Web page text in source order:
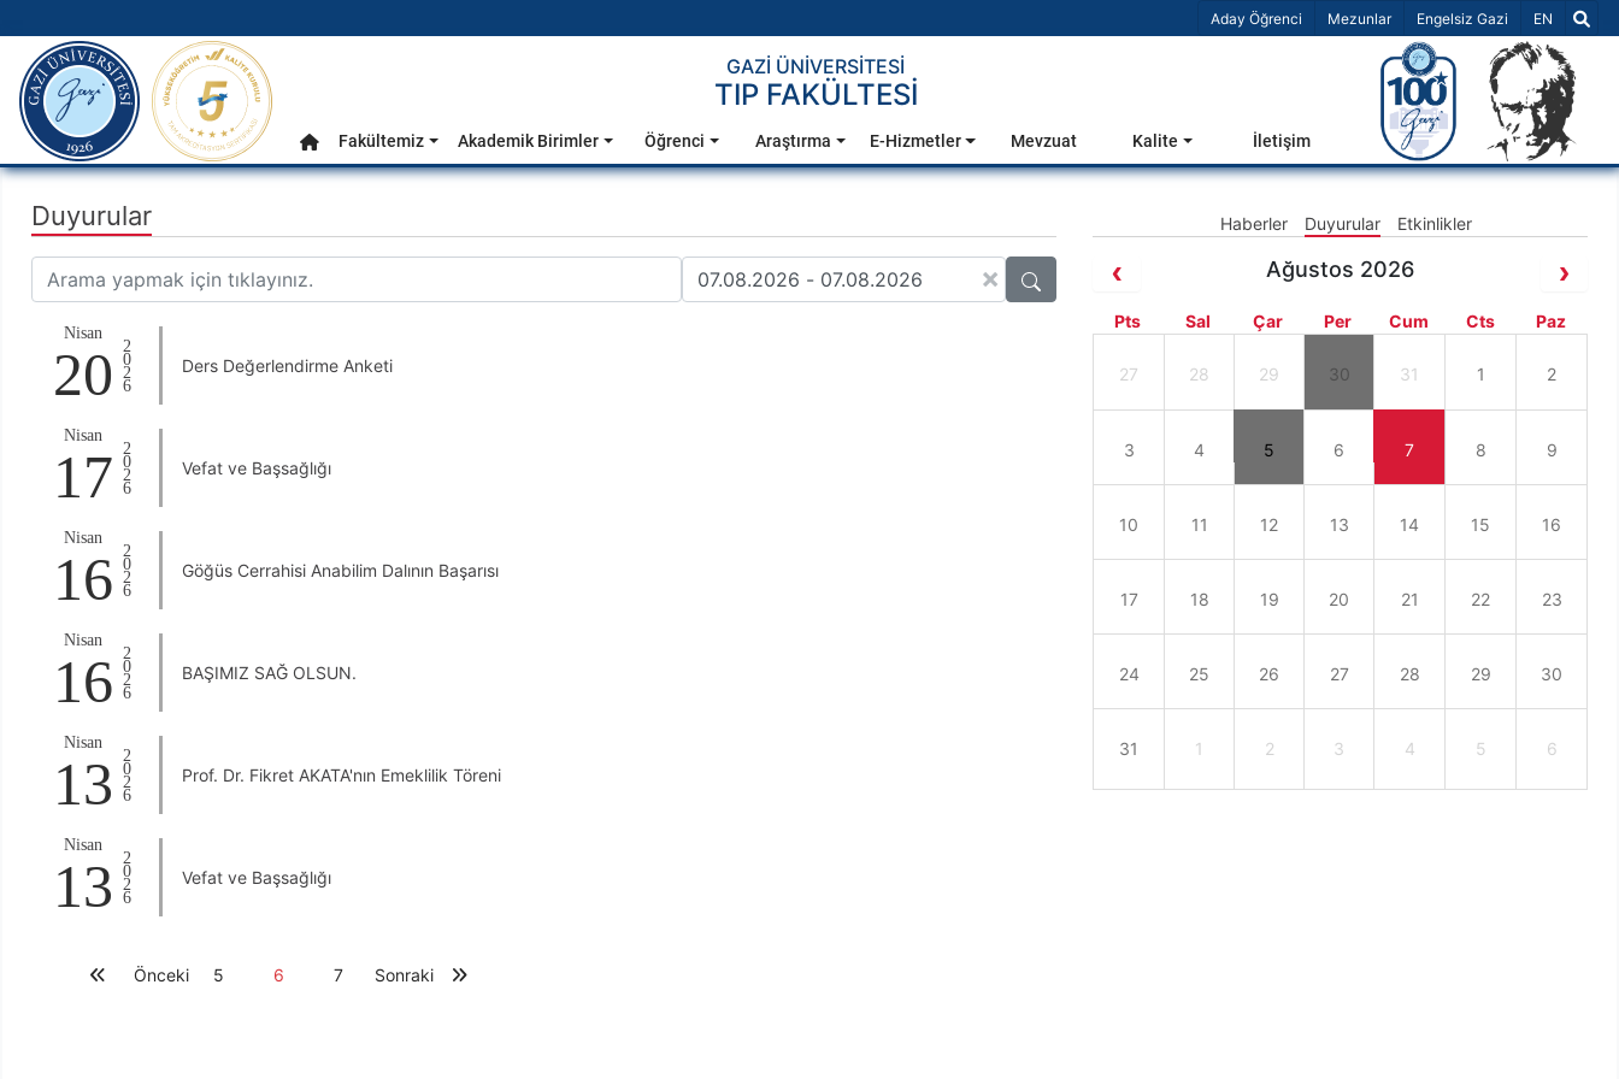
Aday Öğrenci Mezunlar Engelsiz Gazi Dil Seçiniz
EN
Ana Menü
gazi.edu.tr
GAZİ ÜNİVERSİTESİ
TIP FAKÜLTESİ
Anasayfa
Fakültemiz Akademik Birimler Öğrenci Araştırma E-Hizmetler Mevzuat Kalite İletişim
Duyurular
×
Nisan
20 2026 Ders Değerlendirme Anketi
Nisan
17 2026 Vefat ve Başsağlığı
Nisan
16 2026 Göğüs Cerrahisi Anabilim Dalının Başarısı
Nisan
16 2026 BAŞIMIZ SAĞ OLSUN.
Nisan
13 2026 Prof. Dr. Fikret AKATA'nın Emeklilik Töreni
Nisan
13 2026 Vefat ve Başsağlığı
Önceki 5 6 7 Sonraki
Haberler Duyurular Etkinlikler
Ağustos 2026
Pts Sal Çar Per Cum Cts Paz
27 28 29 30 31 1 2
3 4 5 6 7 8 9
10 11 12 13 14 15 16
17 18 19 20 21 22 23
24 25 26 27 28 29 30
31 1 2 3 4 5 6